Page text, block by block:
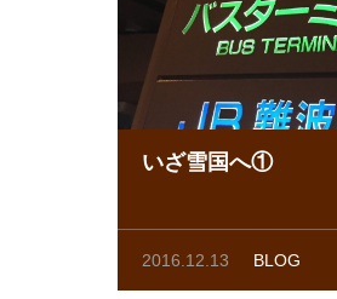
いざ雪国へ①
2016.12.13 BLOG